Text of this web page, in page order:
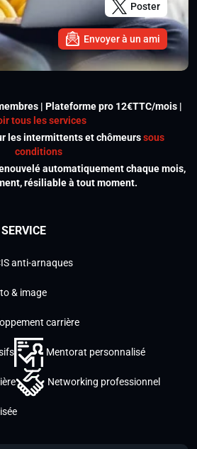
Poster
Envoyer à un ami
| Plateforme pro 12€TTC/mois |
tous les services
les intermittents et chômeurssous
conditions
automatiquement chaque mois,
résiliable à tout moment.
anti-arnaques
& image
carrière
Mentorat personnalisé
Networking professionnel